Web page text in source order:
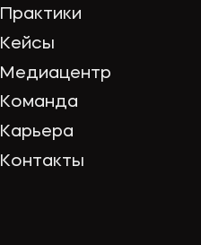
Практики
Кейсы
Медиацентр
Команда
Карьера
Контакты